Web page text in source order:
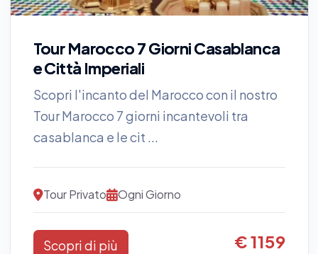
Tour Marocco 7 Giorni Casablanca
e Città Imperiali
Scopri l'incanto del Marocco con il nostro
Tour Marocco 7 giorni incantevoli tra
casablanca e le cit ...
Tour Privato Ogni Giorno
Scopri di più € 1159